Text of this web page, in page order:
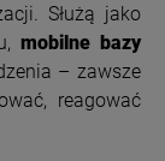
Służą jako
mobilne bazy
– zawsze
reagować